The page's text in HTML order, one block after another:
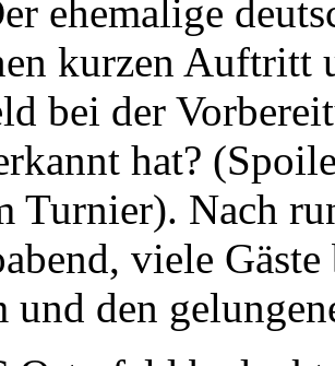
ehemalige
kurzen Auftritt
bei der
hat?
Turnier). Nach
viele
und den